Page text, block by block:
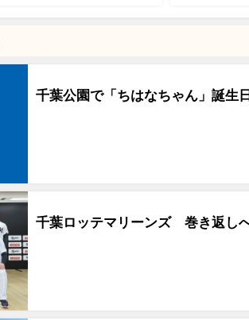
千葉公園で「ちはなちゃん」誕
千葉ロッテマリーンズ 巻き返し